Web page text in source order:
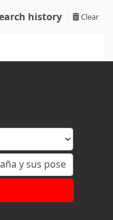
history Clear